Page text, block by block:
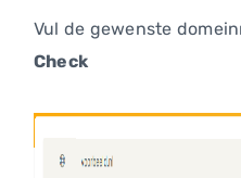
Vul de gewenste
Check